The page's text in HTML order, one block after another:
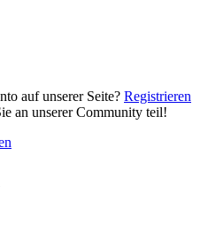
auf unserer Seite? Registrieren
an unserer Community teil!